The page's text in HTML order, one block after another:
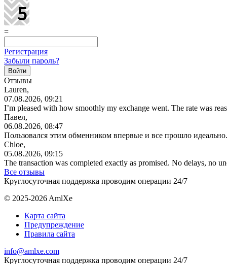
=
Регистрация
Забыли пароль?
Отзывы
Lauren,
07.08.2026, 09:21
I’m pleased with how smoothly my exchange went. The rate was
Павел,
06.08.2026, 08:47
Пользовался этим обменником впервые и все прошло
Chloe,
05.08.2026, 09:15
The transaction was completed exactly as promised. No delays, no
Все отзывы
Круглосуточная поддержка проводим операции 24/7
© 2025-2026 AmlXe
Карта сайта
Предупреждение
Правила сайта
info@amlxe.com
Круглосуточная поддержка проводим операции 24/7